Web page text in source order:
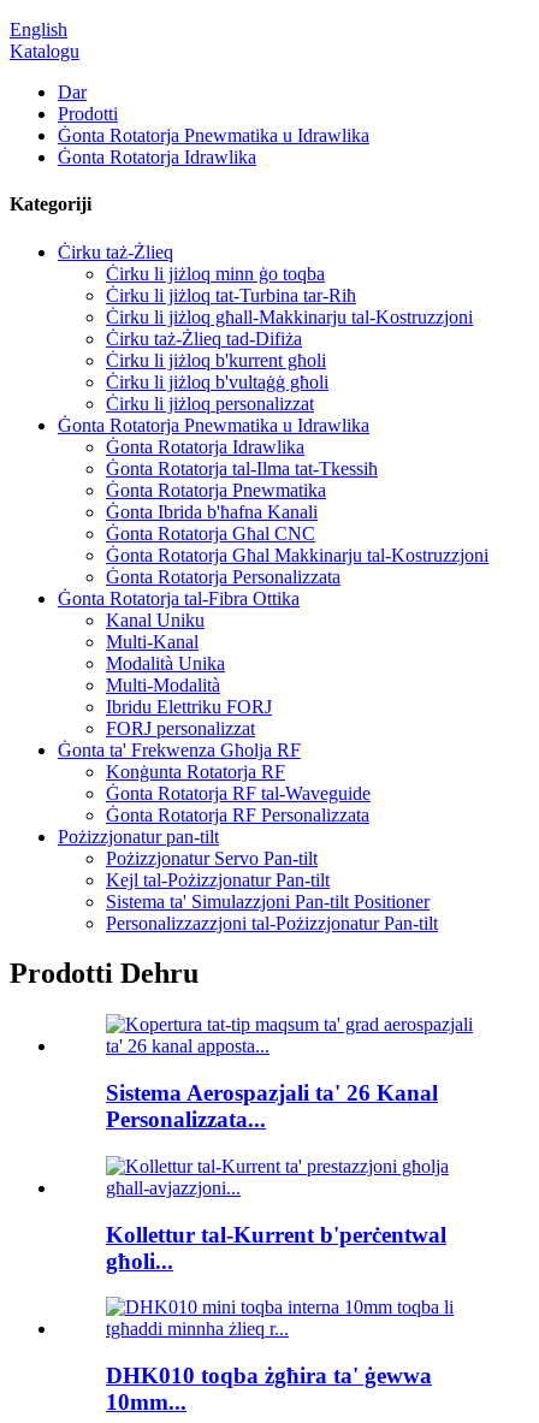
English
Katalogu
Dar
Prodotti
Ġonta Rotatorja Pnewmatika u Idrawlika
Ġonta Rotatorja Idrawlika
Kategoriji
Ċirku taż-Żlieq
Ċirku li jiżloq minn ġo toqba
Ċirku li jiżloq tat-Turbina tar-Riħ
Ċirku li jiżloq għall-Makkinarju tal-Kostruzzjoni
Ċirku taż-Żlieq tad-Difiża
Ċirku li jiżloq b'kurrent għoli
Ċirku li jiżloq b'vultaġġ għoli
Ċirku li jiżloq personalizzat
Ġonta Rotatorja Pnewmatika u Idrawlika
Ġonta Rotatorja Idrawlika
Ġonta Rotatorja tal-Ilma tat-Tkessiħ
Ġonta Rotatorja Pnewmatika
Ġonta Ibrida b'ħafna Kanali
Ġonta Rotatorja Għal CNC
Ġonta Rotatorja Għal Makkinarju tal-Kostruzzjoni
Ġonta Rotatorja Personalizzata
Ġonta Rotatorja tal-Fibra Ottika
Kanal Uniku
Multi-Kanal
Modalità Unika
Multi-Modalità
Ibridu Elettriku FORJ
FORJ personalizzat
Ġonta ta' Frekwenza Għolja RF
Konġunta Rotatorja RF
Ġonta Rotatorja RF tal-Waveguide
Ġonta Rotatorja RF Personalizzata
Pożizzjonatur pan-tilt
Pożizzjonatur Servo Pan-tilt
Kejl tal-Pożizzjonatur Pan-tilt
Sistema ta' Simulazzjoni Pan-tilt Positioner
Personalizzazzjoni tal-Pożizzjonatur Pan-tilt
Prodotti Dehru
Sistema Aerospazjali ta' 26 Kanal
Personalizzata...
Kollettur tal-Kurrent b'perċentwal
għoli...
DHK010 toqba żgħira ta' ġewwa
10mm...